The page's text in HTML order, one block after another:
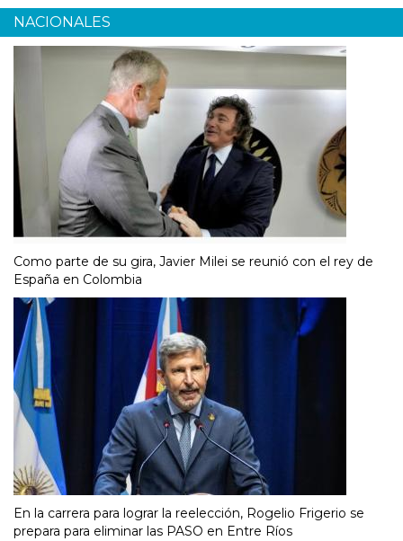
NACIONALES
Como parte de su gira, Javier Milei se reunió con el rey de
España en Colombia
En la carrera para lograr la reelección, Rogelio Frigerio se
prepara para eliminar las PASO en Entre Ríos